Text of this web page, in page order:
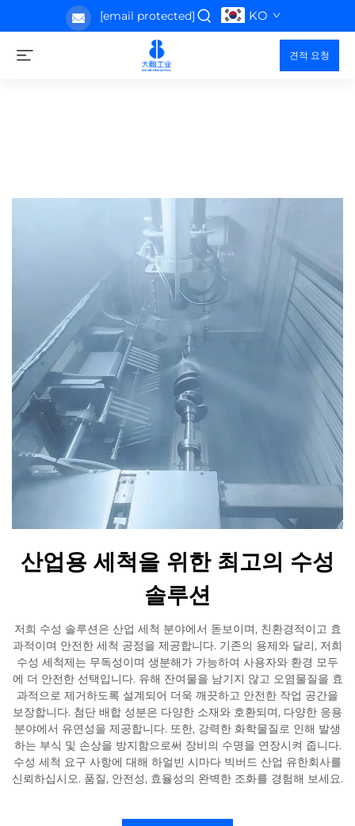
[email protected] KO
견적 요청
산업용 세척을 위한 최고의 수성
솔루션
저희 수성 솔루션은 산업 세척 분야에서 돋보이며, 친환경적이고 효
과적이며 안전한 세척 공정을 제공합니다. 기존의 용제와 달리, 저희
수성 세척제는 무독성이며 생분해가 가능하여 사용자와 환경 모두
에 더 안전한 선택입니다. 유해 잔여물을 남기지 않고 오염물질을 효
과적으로 제거하도록 설계되어 더욱 깨끗하고 안전한 작업 공간을
보장합니다. 첨단 배합 성분은 다양한 소재와 호환되며, 다양한 응용
분야에서 유연성을 제공합니다. 또한, 강력한 화학물질로 인해 발생
하는 부식 및 손상을 방지함으로써 장비의 수명을 연장시켜 줍니다.
수성 세척 요구 사항에 대해 하얼빈 시마다 빅버드 산업 유한회사를
신뢰하십시오. 품질, 안전성, 효율성의 완벽한 조화를 경험해 보세요.